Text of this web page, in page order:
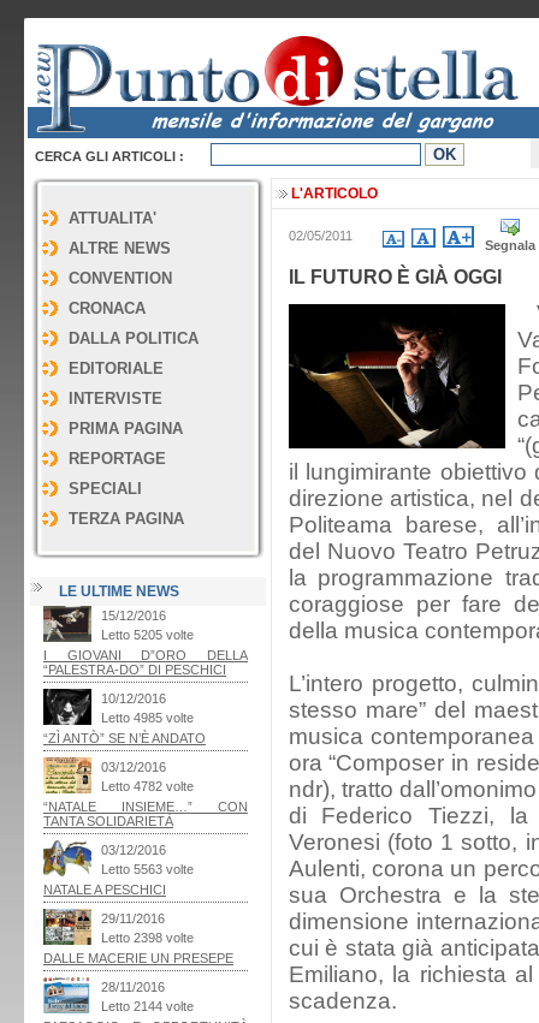
CERCA GLI ARTICOLI :
ATTUALITA'
ALTRE NEWS
CONVENTION
CRONACA
DALLA POLITICA
EDITORIALE
INTERVISTE
PRIMA PAGINA
REPORTAGE
SPECIALI
TERZA PAGINA
LE ULTIME NEWS
L'ARTICOLO
02/05/2011
Segnala
IL FUTURO È GIÀ OGGI
il lungimirante
direzione artistica, nel
Politeama barese,
del Nuovo Teatro
la programmazione
coraggiose per fare
della musica
L’intero progetto,
stesso mare” del
musica
ora “Composer in
ndr), tratto
di Federico Tiezzi, la
Veronesi (foto 1 sotto,
Aulenti, corona un
sua Orchestra e la
dimensione
cui è stata già
Emiliano, la richiesta
scadenza.